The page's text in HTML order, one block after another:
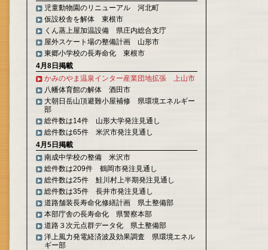
児童動物園のリニューアル 河北町
仮設校舎を解体 東根市
くん蒸上屋加温設備 県庄内総合支庁
屋外スケート場の整備計画 山形市
東郷小学校の長寿命化 東根市
4月8日掲載
かみのやま温泉インター産業団地拡張 上山市
八幡体育館の解体 酒田市
大朝日岳山頂避難小屋補修 県環境エネルギー
部
総件数は14件 山形大学発注見通し
総件数は65件 米沢市発注見通し
4月5日掲載
南成中学校の整備 米沢市
総件数は209件 鶴岡市発注見通し
総件数は25件 鮭川村上半期発注見通し
総件数は35件 長井市発注見通し
道路舗装長寿命化修繕計画 県土整備部
本部庁舎の長寿命化 県警察本部
道路３次元点群データ化 県土整備部
洋上風力発電経済波及効果調査 県環境エネル
ギー部